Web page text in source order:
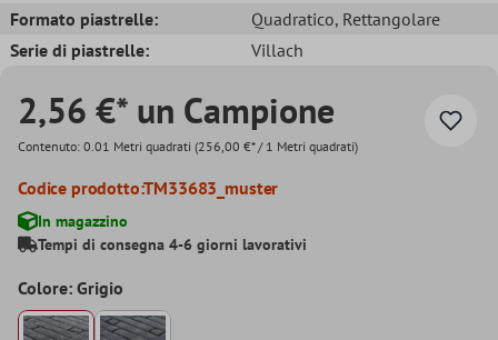
Formato piastrelle:
Quadratico, Rettangolare
Serie di piastrelle:
Villach
2,56 €* un Campione
Contenuto: 0.01 Metri quadrati (256,00 €* / 1 Metri quadrati)
Codice prodotto:TM33683_muster
In magazzino
Tempi di consegna 4-6 giorni lavorativi
Colore: Grigio